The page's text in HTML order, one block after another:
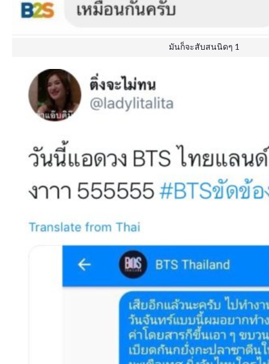
มันก็จะสับสนนิดๆ 1